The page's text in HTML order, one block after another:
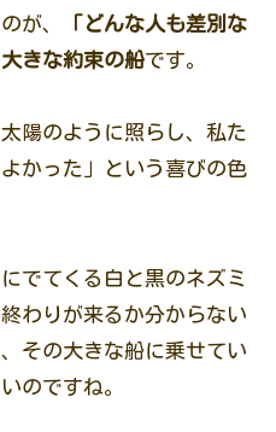
が、
「どんな人も差別な
きな約束の船です。
陽のように照らし、私た
かった」という喜びの色
でてくる白と黒のネズミ
わりが来るか分からない
その大きな船に乗せてい
のですね。